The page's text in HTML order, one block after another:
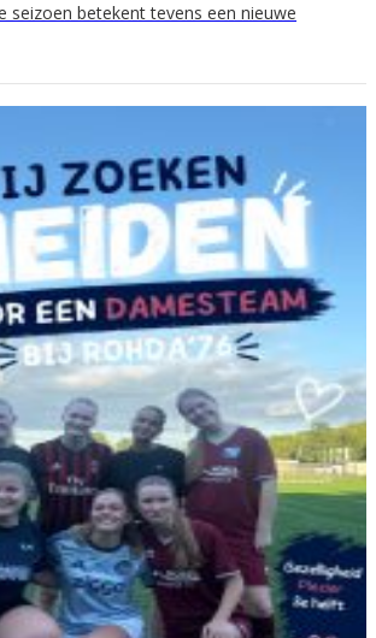
seizoen betekent tevens een nieuwe